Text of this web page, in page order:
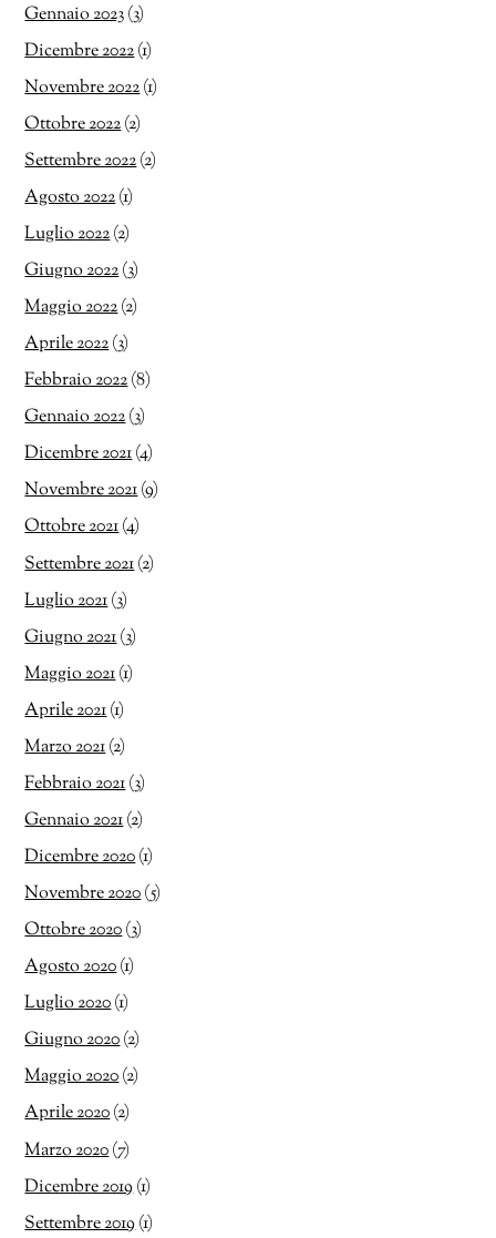
Gennaio 2023(3)
Dicembre 2022(1)
Novembre 2022(1)
Ottobre 2022(2)
Settembre 2022(2)
Agosto 2022(1)
Luglio 2022(2)
Giugno 2022(3)
Maggio 2022(2)
Aprile 2022(3)
Febbraio 2022(8)
Gennaio 2022(3)
Dicembre 2021(4)
Novembre 2021(9)
Ottobre 2021(4)
Settembre 2021(2)
Luglio 2021(3)
Giugno 2021(3)
Maggio 2021(1)
Aprile 2021(1)
Marzo 2021(2)
Febbraio 2021(3)
Gennaio 2021(2)
Dicembre 2020(1)
Novembre 2020(5)
Ottobre 2020(3)
Agosto 2020(1)
Luglio 2020(1)
Giugno 2020(2)
Maggio 2020(2)
Aprile 2020(2)
Marzo 2020(7)
Dicembre 2019(1)
Settembre 2019(1)